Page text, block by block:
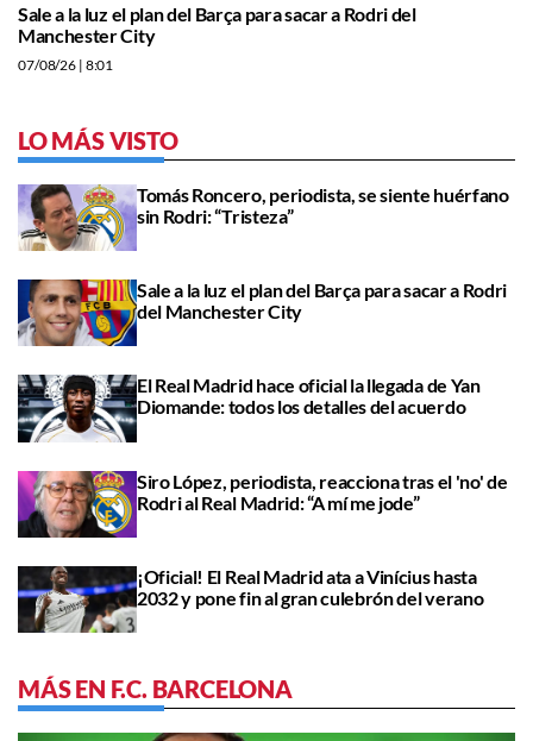
Sale a la luz el plan del Barça para sacar a Rodri del
Manchester City
07/08/26 | 8:01
LO MÁS VISTO
Tomás Roncero, periodista, se siente huérfano
sin Rodri: “Tristeza”
Sale a la luz el plan del Barça para sacar a Rodri
del Manchester City
El Real Madrid hace oficial la llegada de Yan
Diomande: todos los detalles del acuerdo
Siro López, periodista, reacciona tras el 'no' de
Rodri al Real Madrid: “A mí me jode”
¡Oficial! El Real Madrid ata a Vinícius hasta
2032 y pone fin al gran culebrón del verano
MÁS EN F.C. BARCELONA